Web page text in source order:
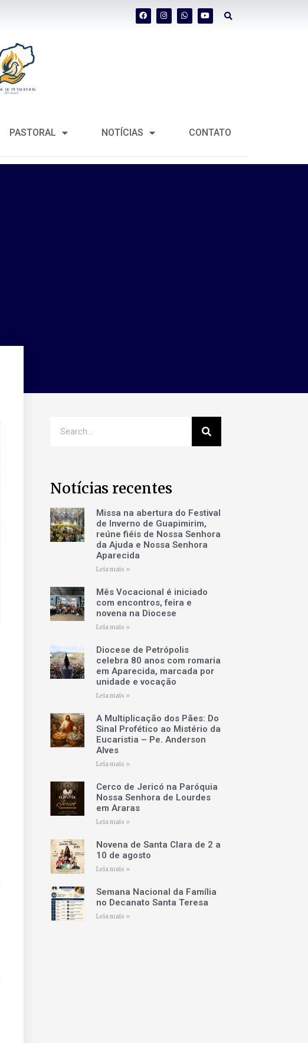
PASTORAL NOTÍCIAS CONTATO
Notícias recentes
Missa na abertura do Festival
de Inverno de Guapimirim,
reúne fiéis de Nossa Senhora
da Ajuda e Nossa Senhora
Aparecida
Leia mais »
Mês Vocacional é iniciado
com encontros, feira e
novena na Diocese
Leia mais »
Diocese de Petrópolis
celebra 80 anos com romaria
em Aparecida, marcada por
unidade e vocação
Leia mais »
A Multiplicação dos Pães: Do
Sinal Profético ao Mistério da
Eucaristia – Pe. Anderson
Alves
Leia mais »
Cerco de Jericó na Paróquia
Nossa Senhora de Lourdes
em Araras
Leia mais »
Novena de Santa Clara de 2 a
10 de agosto
Leia mais »
Semana Nacional da Família
no Decanato Santa Teresa
Leia mais »